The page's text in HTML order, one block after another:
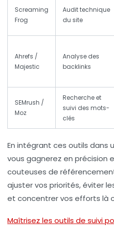
Screaming
Frog
Audit technique
du site
Ahrefs /
Majestic
Analyse des
backlinks
SEMrush /
Moz
Recherche et
suivi des mots-
clés
En intégrant ces outils dans
vous gagnerez en précision
couteuses de
ajuster vos priorités, éviter
et concentrer vos efforts là
Maîtrisez les outils de suivi